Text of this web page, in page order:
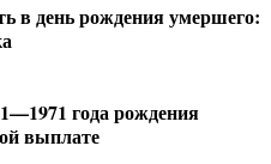
в день рождения умершего:
года рождения
выплате